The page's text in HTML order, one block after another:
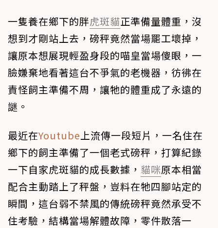
一隻養在鄉下的胖虎斑貓正準備量體重，沒
想到才剛站上去，磅秤竟然當場罷工壞掉，
讓原本想展現輕盈身段的喵皇當場傻眼，一
臉嫌棄地看著這台不爭氣的老機器，彷彿在
責怪飼主準備不周，讓牠的體重成了永遠的
謎。
最近在Youtube 上流傳一段短片，一名住在
鄉下的飼主準備了一個老式磅秤，打算紀錄
一下自家虎斑貓的成長數據， 貓咪原本相當
配合主動踏上了秤盤，豈料在牠四腳站定的
瞬間，這台弱不禁風的傳統磅秤竟然承受不
住考驗，結構當場解體故障，零件散落一